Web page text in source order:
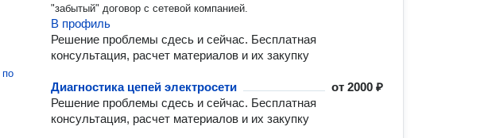
по
"забытый" договор с сетевой компанией.
В профиль
Решение проблемы сдесь и сейчас. Бесплатная
консультация, расчет материалов и их закупку
Диагностика цепей электросети от2000 ₽
Решение проблемы сдесь и сейчас. Бесплатная
консультация, расчет материалов и их закупку